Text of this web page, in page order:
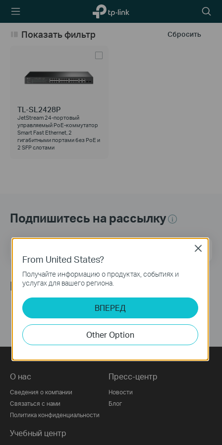
TP-Link,
Reliably
Smart
icon
Сбросить
Показать фильтр
TL-SL2428P
JetStream 24‑портовый
управляемый РоЕ-коммутатор
Smart Fast Ethernet, 2
гигабитными портами без РоЕ и
2 SFP слотами
Подпишитесь на рассылку
Подписаться
Мы в соцсетях
О нас
Сведения о компании
Связаться с нами
Политика конфиденциальности
Пресс-центр
Новости
Блог
Учебный центр
From United States?
Получайте информацию о продуктах, событиях и
услугах для вашего региона.
ВПЕРЕД
Other Option
Close